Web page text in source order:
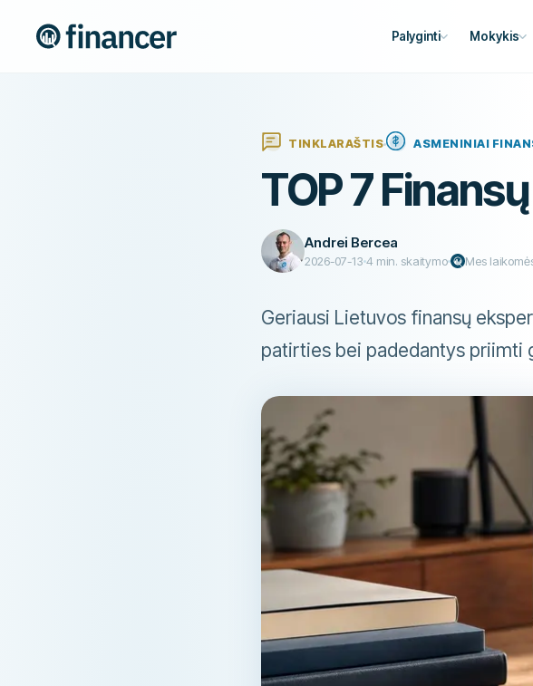
Palyginti Mokykis
TINKLARAŠTIS ASMENINIAI
TOP 7
Andrei Bercea
2026-07-13 4 min. skaitymo Mes
Geriausi Lietuvos finansų
patirties bei padedantys priimti